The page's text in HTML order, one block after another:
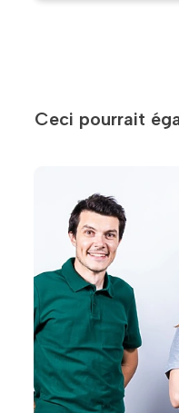
Ceci pourrait